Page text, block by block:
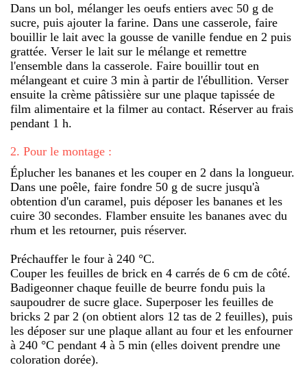
Dans un bol, mélanger les oeufs entiers avec 50 g de
sucre, puis ajouter la farine. Dans une casserole, faire
bouillir le lait avec la gousse de vanille fendue en 2 puis
grattée. Verser le lait sur le mélange et remettre
l'ensemble dans la casserole. Faire bouillir tout en
mélangeant et cuire 3 min à partir de l'ébullition. Verser
ensuite la crème pâtissière sur une plaque tapissée de
film alimentaire et la filmer au contact. Réserver au frais
pendant 1 h.
2. Pour le montage :
Éplucher les bananes et les couper en 2 dans la longueur.
Dans une poêle, faire fondre 50 g de sucre jusqu'à
obtention d'un caramel, puis déposer les bananes et les
cuire 30 secondes. Flamber ensuite les bananes avec du
rhum et les retourner, puis réserver.
Préchauffer le four à 240 °C.
Couper les feuilles de brick en 4 carrés de 6 cm de côté.
Badigeonner chaque feuille de beurre fondu puis la
saupoudrer de sucre glace. Superposer les feuilles de
bricks 2 par 2 (on obtient alors 12 tas de 2 feuilles), puis
les déposer sur une plaque allant au four et les enfourner
à 240 °C pendant 4 à 5 min (elles doivent prendre une
coloration dorée).